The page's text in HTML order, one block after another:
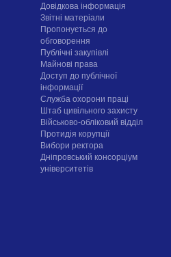
Довідкова інформація
Звітні матеріали
Пропонується до
обговорення
Публічні закупівлі
Майнові права
Доступ до публічної
інформації
Служба охорони праці
Штаб цивільного захисту
Військово-обліковий відділ
Протидія корупції
Вибори ректора
Дніпровський консорціум
університетів